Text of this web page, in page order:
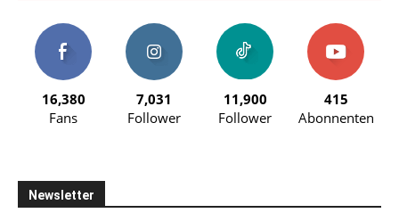
16,380
Fans
7,031
Follower
11,900
Follower
415
Abonnenten
Newsletter